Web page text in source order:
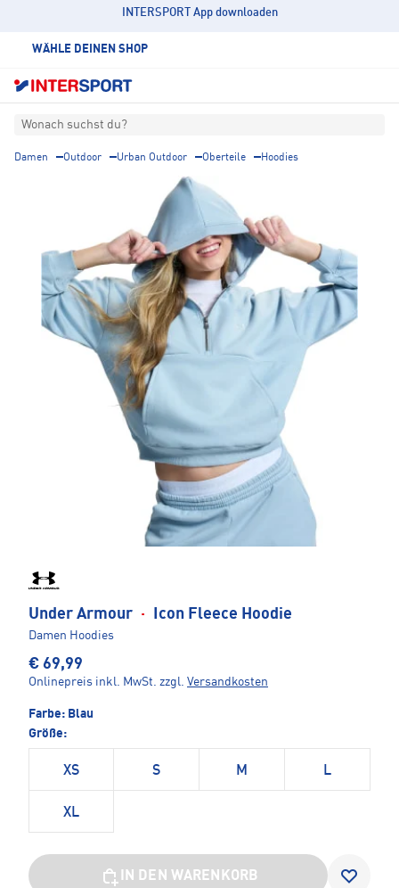
INTERSPORT App downloaden
WÄHLE DEINEN SHOP
Wonach suchst du?
Damen Outdoor Urban Outdoor Oberteile Hoodies
Under Armour · Icon Fleece Hoodie
Damen Hoodies
€ 69,99
Onlinepreis inkl. MwSt. zzgl. Versandkosten
Farbe: Blau
Größe:
XS S M L
XL
IN DEN WARENKORB